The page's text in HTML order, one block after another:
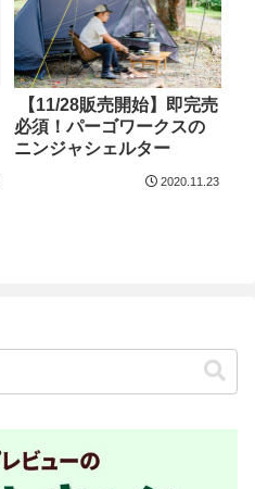
【11/28販売開始】即完売
必須！パーゴワークスの
ニンジャシェルター
2020.11.23